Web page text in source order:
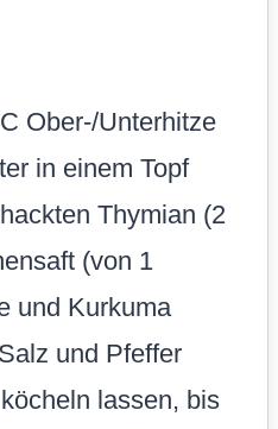
Ober-/Unterhitze
in einem Topf
Thymian (2
(von 1
und Kurkuma
und Pfeffer
lassen, bis